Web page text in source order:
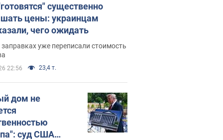
существенно
цены: украинцам
чего ожидать
уже переписали стоимость
22:56 23,4 т.
дом не
суд США